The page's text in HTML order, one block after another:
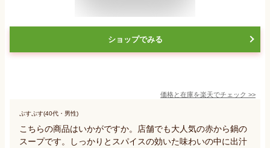
ショップでみる
価格と在庫を楽天でチェック >>
ぷすぷす(40代・男性)
こちらの商品はいかがですか。店舗でも大人気の赤から鍋の
スープです。しっかりとスパイスの効いた味わいの中に出汁